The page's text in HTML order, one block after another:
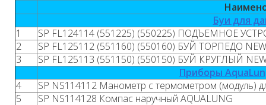
Буи для
1
SP FL124114 (551225) (550225) ПОДЪЕМНОЕ
2
SP FL125112 (551160) (550160) БУЙ ТОРПЕДО NEW
3
SP FL125113 (551150) (550150) БУЙ КРУГЛЫЙ
Приборы
4
SP NS114112 Манометр с термометром (модуль)
5
SP NS114128 Компас наручный AQUALUNG